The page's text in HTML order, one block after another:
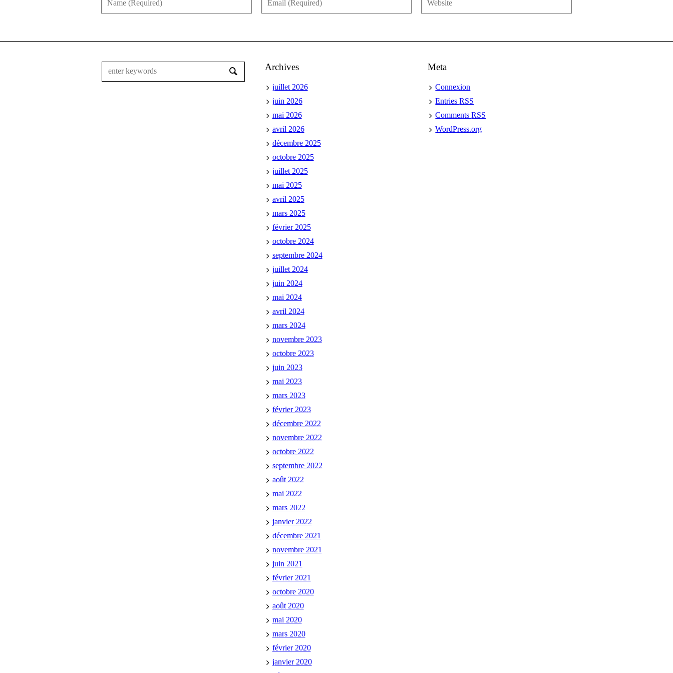
Archives
juillet 2026
juin 2026
mai 2026
avril 2026
décembre 2025
octobre 2025
juillet 2025
mai 2025
avril 2025
mars 2025
février 2025
octobre 2024
septembre 2024
juillet 2024
juin 2024
mai 2024
avril 2024
mars 2024
novembre 2023
octobre 2023
juin 2023
mai 2023
mars 2023
février 2023
décembre 2022
novembre 2022
octobre 2022
septembre 2022
août 2022
mai 2022
mars 2022
janvier 2022
décembre 2021
novembre 2021
juin 2021
février 2021
octobre 2020
août 2020
mai 2020
mars 2020
février 2020
janvier 2020
Meta
Connexion
EntriesRSS
CommentsRSS
WordPress.org